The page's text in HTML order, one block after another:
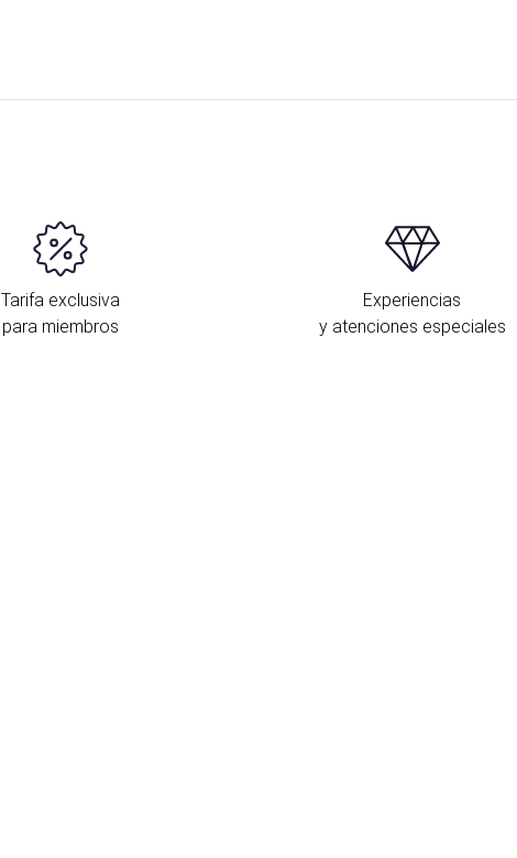
Tarifa exclusiva
para miembros
Experiencias
y atenciones especiales